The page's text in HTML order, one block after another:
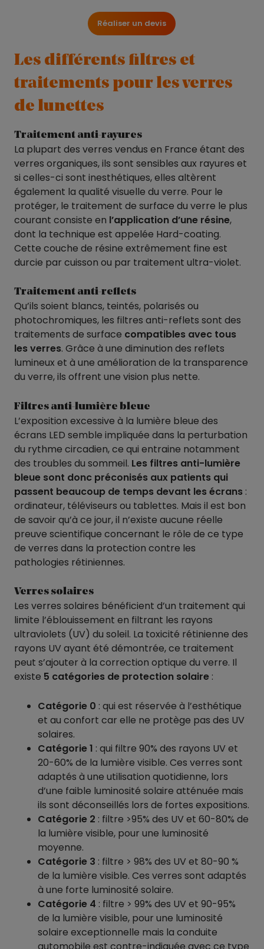
Réaliser un devis
Les différents filtres et
traitements pour les verres
de lunettes
Traitement anti-rayures
La plupart des verres vendus en France étant des
verres organiques, ils sont sensibles aux rayures et
si celles-ci sont inesthétiques, elles altèrent
également la qualité visuelle du verre. Pour le
protéger, le traitement de surface du verre le plus
courant consiste en l’application d’une résine,
dont la technique est appelée Hard-coating.
Cette couche de résine extrêmement fine est
durcie par cuisson ou par traitement ultra-violet.
Traitement anti-reflets
Qu’ils soient blancs, teintés, polarisés ou
photochromiques, les filtres anti-reflets sont des
traitements de surface compatibles avec tous
les verres. Grâce à une diminution des reflets
lumineux et à une amélioration de la transparence
du verre, ils offrent une vision plus nette.
Filtres anti-lumière bleue
L’exposition excessive à la lumière bleue des
écrans LED semble impliquée dans la perturbation
du rythme circadien, ce qui entraine notamment
des troubles du sommeil. Les filtres anti-lumière
bleue sont donc préconisés aux patients qui
passent beaucoup de temps devant les écrans :
ordinateur, téléviseurs ou tablettes. Mais il est bon
de savoir qu’à ce jour, il n’existe aucune réelle
preuve scientifique concernant le rôle de ce type
de verres dans la protection contre les
pathologies rétiniennes.
Verres solaires
Les verres solaires bénéficient d’un traitement qui
limite l’éblouissement en filtrant les rayons
ultraviolets (UV) du soleil. La toxicité rétinienne des
rayons UV ayant été démontrée, ce traitement
peut s’ajouter à la correction optique du verre. Il
existe 5 catégories de protection solaire :
Catégorie 0 : qui est réservée à l’esthétique
et au confort car elle ne protège pas des UV
solaires.
Catégorie 1 : qui filtre 90% des rayons UV et
20-60% de la lumière visible. Ces verres sont
adaptés à une utilisation quotidienne, lors
d’une faible luminosité solaire atténuée mais
ils sont déconseillés lors de fortes expositions.
Catégorie 2 : filtre >95% des UV et 60-80% de
la lumière visible, pour une luminosité
moyenne.
Catégorie 3 : filtre > 98% des UV et 80-90 %
de la lumière visible. Ces verres sont adaptés
à une forte luminosité solaire.
Catégorie 4 : filtre > 99% des UV et 90-95%
de la lumière visible, pour une luminosité
solaire exceptionnelle mais la conduite